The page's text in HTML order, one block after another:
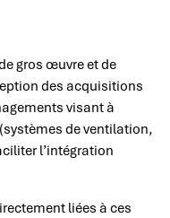
gros œuvre et de
des acquisitions
visant à
de ventilation,
l’intégration
liées à ces